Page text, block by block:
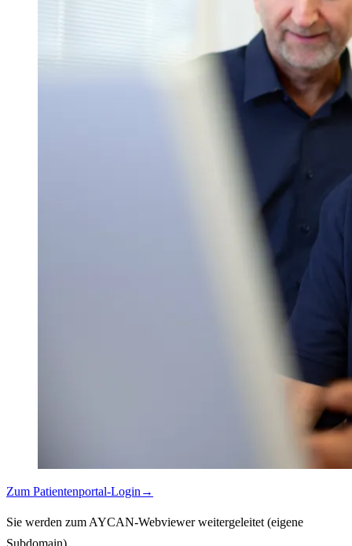
Zum Patientenportal-Login →
Sie werden zum AYCAN-Webviewer weitergeleitet (eigene